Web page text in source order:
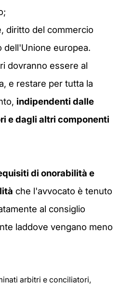
diritto del commercio
dell'Unione europea.
dovranno essere al
e restare per tutta la
indipendenti dalle
e dagli altri componenti
di onorabilità e
che l'avvocato è tenuto
al consiglio
laddove vengano meno
arbitri e conciliatori,